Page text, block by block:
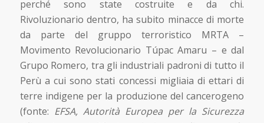
perché sono state costruite e da chi.
Rivoluzionario dentro, ha subito minacce di morte
da parte del gruppo terroristico MRTA –
Movimento Revolucionario Túpac Amaru – e dal
Grupo Romero, tra gli industriali padroni di tutto il
Perù a cui sono stati concessi migliaia di ettari di
terre indigene per la produzione del cancerogeno
(fonte: EFSA, Autorità Europea per la Sicurezza